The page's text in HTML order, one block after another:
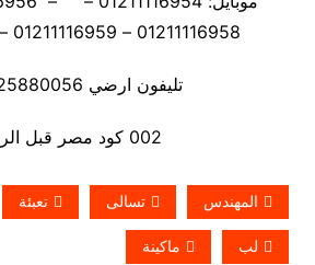
تليفون ارضي 0225880056
002 كود مصر قبل الرقم
المهندس تسالى تعبئة
لب ماكينة